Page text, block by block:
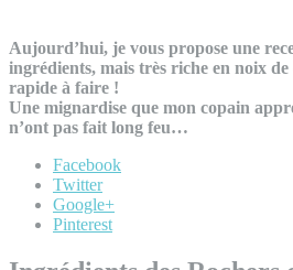
Aujourd’hui, je vous propose une
ingrédients, mais très riche en noix
rapide à faire !
Une mignardise que mon copain
n’ont pas fait long feu…
Facebook
Twitter
Google+
Pinterest